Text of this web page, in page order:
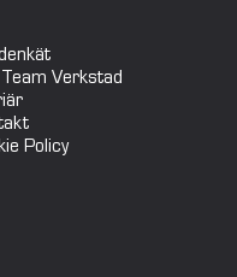
Verkstad
Policy